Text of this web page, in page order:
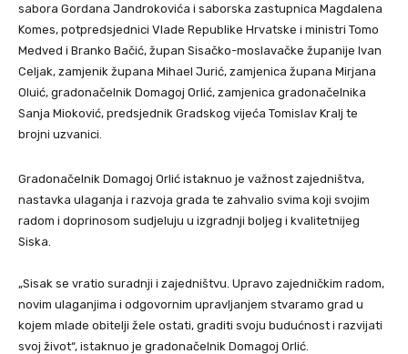
sabora Gordana Jandrokovića i saborska zastupnica Magdalena
Komes, potpredsjednici Vlade Republike Hrvatske i ministri Tomo
Medved i Branko Bačić, župan Sisačko-moslavačke županije Ivan
Celjak, zamjenik župana Mihael Jurić, zamjenica župana Mirjana
Oluić, gradonačelnik Domagoj Orlić, zamjenica gradonačelnika
Sanja Mioković, predsjednik Gradskog vijeća Tomislav Kralj te
brojni uzvanici.
Gradonačelnik Domagoj Orlić istaknuo je važnost zajedništva,
nastavka ulaganja i razvoja grada te zahvalio svima koji svojim
radom i doprinosom sudjeluju u izgradnji boljeg i kvalitetnijeg
Siska.
„Sisak se vratio suradnji i zajedništvu. Upravo zajedničkim radom,
novim ulaganjima i odgovornim upravljanjem stvaramo grad u
kojem mlade obitelji žele ostati, graditi svoju budućnost i razvijati
svoj život“, istaknuo je gradonačelnik Domagoj Orlić.